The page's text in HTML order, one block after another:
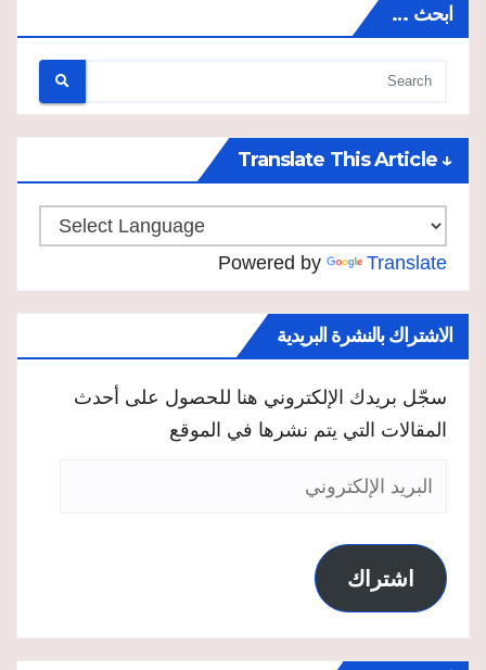
ابحث …
↓ Translate This Article
Powered by Translate
الاشتراك بالنشرة البريدية
سجّل بريدك الإلكتروني هنا للحصول على أحدث
المقالات التي يتم نشرها في الموقع
البريد
اشتراك